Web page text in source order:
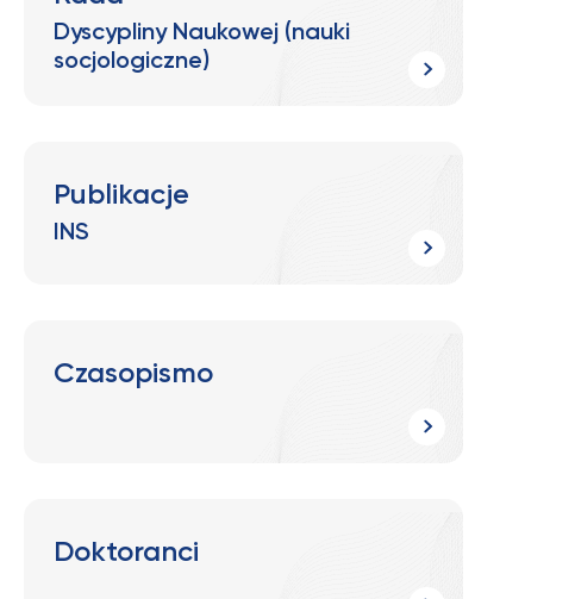
Dyscypliny Naukowej (nauki
socjologiczne)
Publikacje
INS
Czasopismo
Doktoranci